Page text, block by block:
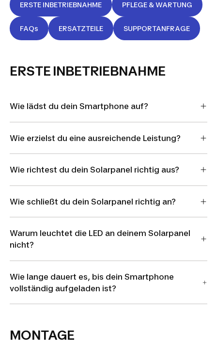
ERSTE INBETRIEBNAHME PFLEGE & WARTUNG
FAQs ERSATZTEILE SUPPORTANFRAGE
ERSTE INBETRIEBNAHME
Wie lädst du dein Smartphone auf?
Wie erzielst du eine ausreichende Leistung?
Wie richtest du dein Solarpanel richtig aus?
Wie schließt du dein Solarpanel richtig an?
Warum leuchtet die LED an deinem Solarpanel
nicht?
Wie lange dauert es, bis dein Smartphone
vollständig aufgeladen ist?
MONTAGE